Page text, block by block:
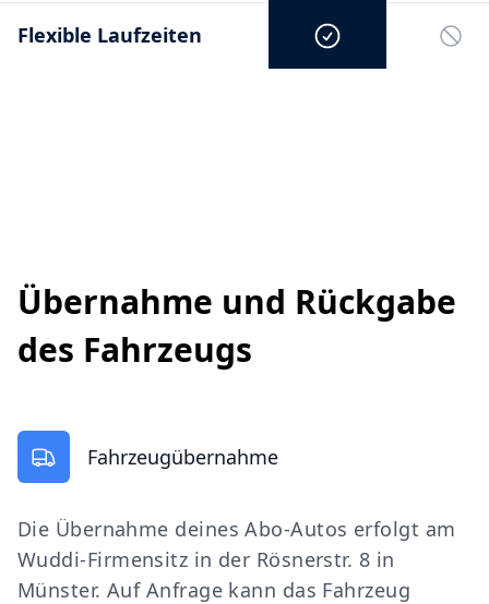
Flexible Laufzeiten
Übernahme und Rückgabe
des Fahrzeugs
Fahrzeugübernahme
Die Übernahme deines Abo-Autos erfolgt am
Wuddi-Firmensitz in der Rösnerstr. 8 in
Münster. Auf Anfrage kann das Fahrzeug